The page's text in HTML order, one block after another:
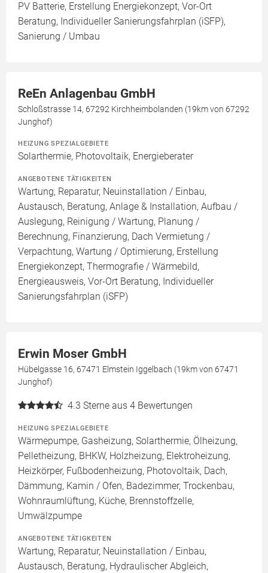
PV Batterie, Erstellung Energiekonzept, Vor-Ort
Beratung, Individueller Sanierungsfahrplan (iSFP),
Sanierung / Umbau
ReEn Anlagenbau GmbH
Schloßstrasse 14, 67292 Kirchheimbolanden (19km von 67292
Junghof)
HEIZUNG SPEZIALGEBIETE
Solarthermie, Photovoltaik, Energieberater
ANGEBOTENE TÄTIGKEITEN
Wartung, Reparatur, Neuinstallation / Einbau,
Austausch, Beratung, Anlage & Installation, Aufbau /
Auslegung, Reinigung / Wartung, Planung /
Berechnung, Finanzierung, Dach Vermietung /
Verpachtung, Wartung / Optimierung, Erstellung
Energiekonzept, Thermografie / Wärmebild,
Energieausweis, Vor-Ort Beratung, Individueller
Sanierungsfahrplan (iSFP)
Erwin Moser GmbH
Hübelgasse 16, 67471 Elmstein Iggelbach (19km von 67471
Junghof)
4.3 Sterne aus 4 Bewertungen
HEIZUNG SPEZIALGEBIETE
Wärmepumpe, Gasheizung, Solarthermie, Ölheizung,
Pelletheizung, BHKW, Holzheizung, Elektroheizung,
Heizkörper, Fußbodenheizung, Photovoltaik, Dach,
Dämmung, Kamin / Ofen, Badezimmer, Trockenbau,
Wohnraumlüftung, Küche, Brennstoffzelle,
Umwälzpumpe
ANGEBOTENE TÄTIGKEITEN
Wartung, Reparatur, Neuinstallation / Einbau,
Austausch, Beratung, Hydraulischer Abgleich,